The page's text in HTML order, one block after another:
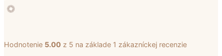
Hodnotenie 5.00 z 5 na základe 1 zákazníckej recenzie